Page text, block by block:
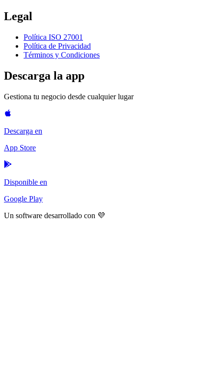
Legal
Política ISO 27001
Política de Privacidad
Términos y Condiciones
Descarga la app
Gestiona tu negocio desde cualquier lugar
Descarga en
App Store
Disponible en
Google Play
Un software desarrollado con 💜